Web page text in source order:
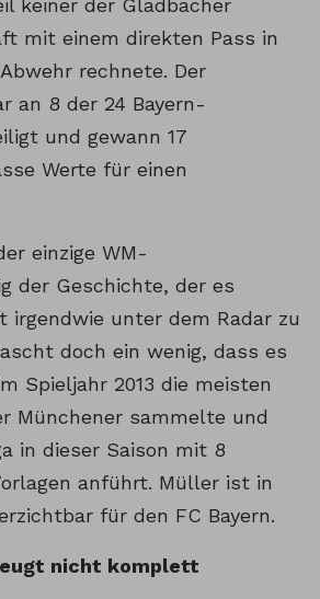
keiner der Gladbacher
mit einem direkten Pass in
rechnete. Der
an 8 der 24 Bayern-
und gewann 17
Werte für einen
einzige WM-
der Geschichte, der es
unter dem Radar zu
doch ein wenig, dass es
Spieljahr 2013 die meisten
Münchener sammelte und
in dieser Saison mit 8
anführt. Müller ist in
für den FC Bayern.
nicht komplett